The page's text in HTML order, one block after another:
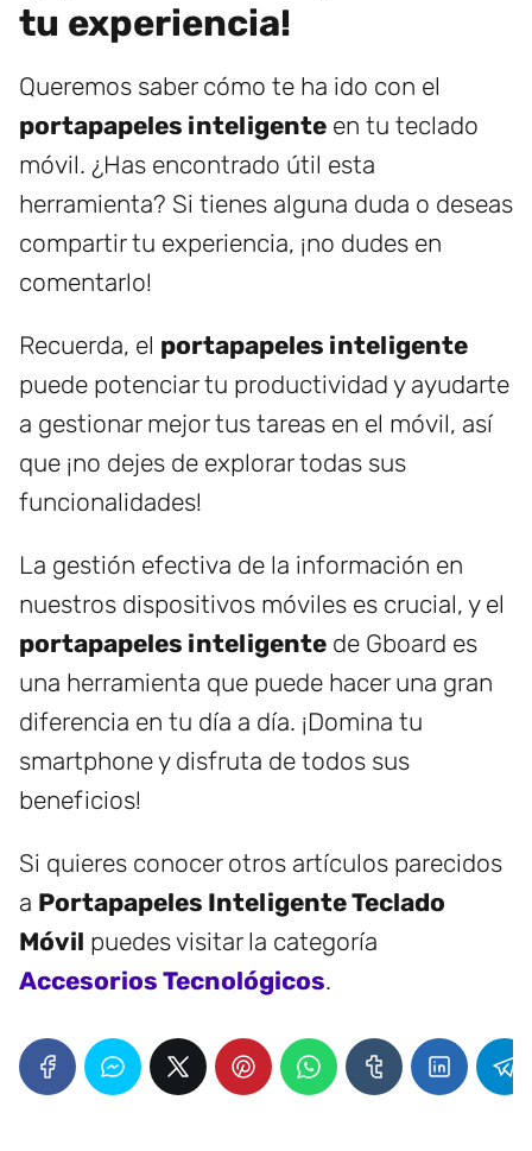
tu experiencia!
Queremos saber cómo te ha ido con el
portapapeles inteligente en tu teclado
móvil. ¿Has encontrado útil esta
herramienta? Si tienes alguna duda o deseas
compartir tu experiencia, ¡no dudes en
comentarlo!
Recuerda, el portapapeles inteligente
puede potenciar tu productividad y ayudarte
a gestionar mejor tus tareas en el móvil, así
que ¡no dejes de explorar todas sus
funcionalidades!
La gestión efectiva de la información en
nuestros dispositivos móviles es crucial, y el
portapapeles inteligente de Gboard es
una herramienta que puede hacer una gran
diferencia en tu día a día. ¡Domina tu
smartphone y disfruta de todos sus
beneficios!
Si quieres conocer otros artículos parecidos
a Portapapeles Inteligente Teclado
Móvil puedes visitar la categoría
Accesorios Tecnológicos.